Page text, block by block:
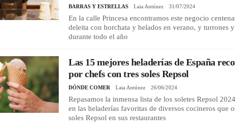
BARRAS Y ESTRELLAS Laia Antúnez 31/07/2024
En la calle Princesa encontramos este negocio
deleita con horchata y helados en verano, y turrones
durante todo el año
Las 15 mejores heladerías de España
por chefs con tres soles Repsol
DÓNDE COMER Laia Antúnez 26/06/2024
Repasamos la inmensa lista de los soletes Repsol
en las heladerías favoritas de diversos cocineros que
soles Repsol en sus restaurantes